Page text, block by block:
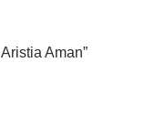
Aman”